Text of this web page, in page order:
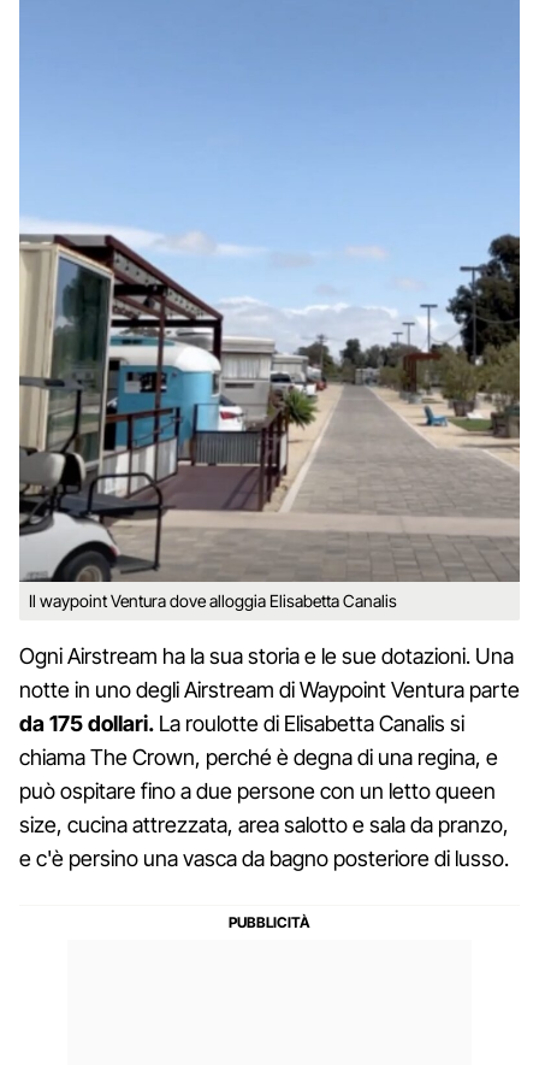
Il waypoint Ventura dove alloggia Elisabetta Canalis
Ogni Airstream ha la sua storia e le sue dotazioni. Una
notte in uno degli Airstream di Waypoint Ventura parte
da 175 dollari. La roulotte di Elisabetta Canalis si
chiama The Crown, perché è degna di una regina, e
può ospitare fino a due persone con un letto queen
size, cucina attrezzata, area salotto e sala da pranzo,
e c'è persino una vasca da bagno posteriore di lusso.